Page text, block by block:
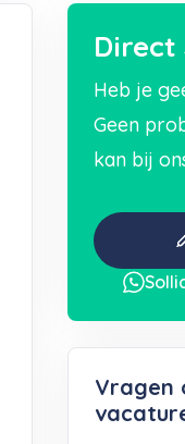
Heb je
Geen
kan bij
Vragen